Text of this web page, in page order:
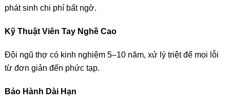
phát sinh chi phí bất ngờ.
Kỹ Thuật Viên Tay Nghề Cao
Đội ngũ thợ có kinh nghiệm 5–10 năm, xử lý triệt để mọi lỗi
từ đơn giản đến phức tạp.
Bảo Hành Dài Hạn